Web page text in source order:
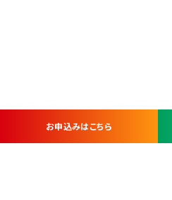
お申込みはこちら